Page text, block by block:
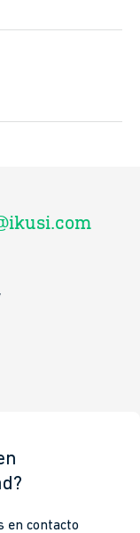
Sebastián
802
en contacto